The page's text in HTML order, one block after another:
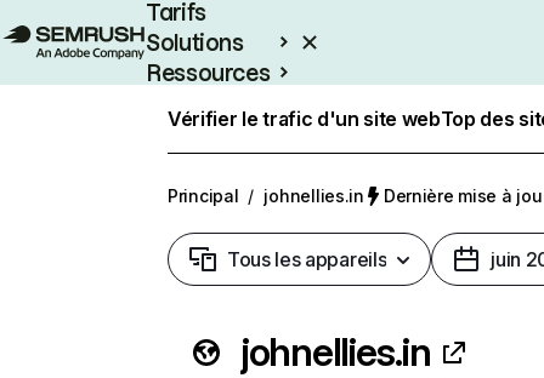
Tarifs
Solutions
Ressources
Vérifier le trafic d'un site webTop des
Principal / johnellies.in Dernière mise à
Tous les appareils juin
johnellies.in